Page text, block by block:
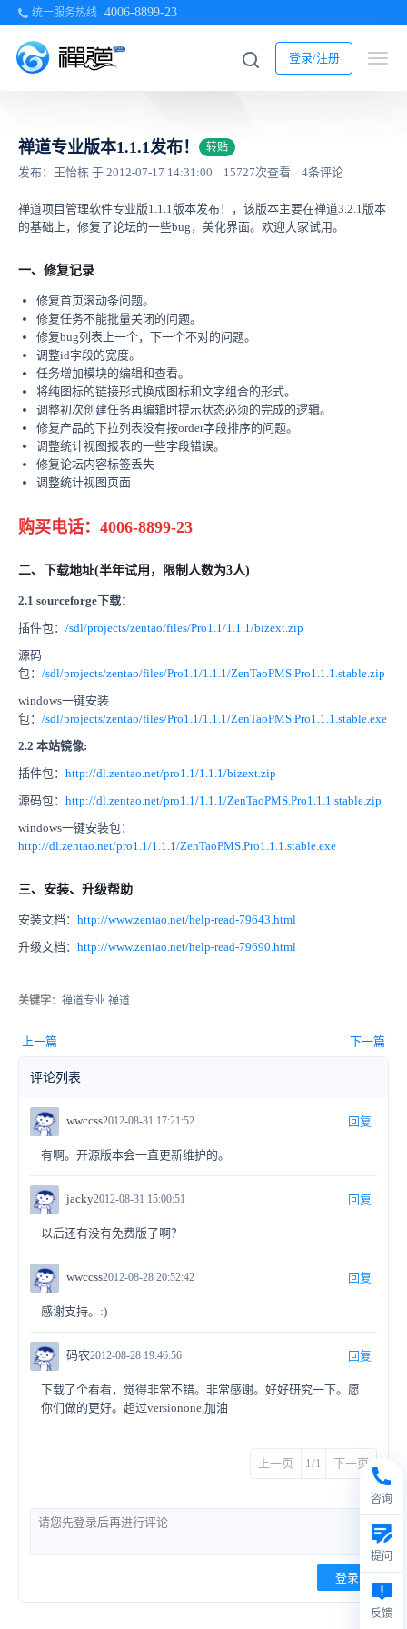
统一服务热线 4006-8899-23
登录/注册
禅道专业版本1.1.1发布！ 转贴
发布：王怡栋 于 2012-07-17 14:31:00 15727次查看 4条评论
禅道项目管理软件专业版1.1.1版本发布！，该版本主要在禅道3.2.1版本
的基础上，修复了论坛的一些bug，美化界面。欢迎大家试用。
一、修复记录
修复首页滚动条问题。
修复任务不能批量关闭的问题。
修复bug列表上一个，下一个不对的问题。
调整id字段的宽度。
任务增加模块的编辑和查看。
将纯图标的链接形式换成图标和文字组合的形式。
调整初次创建任务再编辑时提示状态必须的完成的逻辑。
修复产品的下拉列表没有按order字段排序的问题。
调整统计视图报表的一些字段错误。
修复论坛内容标签丢失
调整统计视图页面
购买电话：4006-8899-23
二、下载地址(半年试用，限制人数为3人)
2.1 sourceforge下载：
插件包： /sdl/projects/zentao/files/Pro1.1/1.1.1/bizext.zip
源码
包： /sdl/projects/zentao/files/Pro1.1/1.1.1/ZenTaoPMS.Pro1.1.1.stable.zip
windows一键安装
包： /sdl/projects/zentao/files/Pro1.1/1.1.1/ZenTaoPMS.Pro1.1.1.stable.exe
2.2 本站镜像:
插件包： http://dl.zentao.net/pro1.1/1.1.1/bizext.zip
源码包： http://dl.zentao.net/pro1.1/1.1.1/ZenTaoPMS.Pro1.1.1.stable.zip
windows一键安装包：
http://dl.zentao.net/pro1.1/1.1.1/ZenTaoPMS.Pro1.1.1.stable.exe
三、安装、升级帮助
安装文档： http://www.zentao.net/help-read-79643.html
升级文档： http://www.zentao.net/help-read-79690.html
关键字：禅道专业 禅道
上一篇 下一篇
评论列表
wwccss2012-08-31 17:21:52 回复
有啊。开源版本会一直更新维护的。
jacky2012-08-31 15:00:51 回复
以后还有没有免费版了啊？
wwccss2012-08-28 20:52:42 回复
感谢支持。:)
码农2012-08-28 19:46:56 回复
下载了个看看，觉得非常不错。非常感谢。好好研究一下。愿
你们做的更好。超过versionone,加油
上一页 1/1 下一页
登录
咨询
提问
反馈